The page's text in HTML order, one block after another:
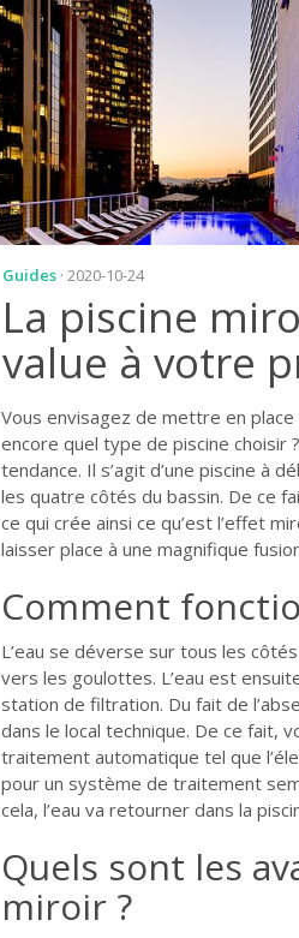
Guides · 2020-10-24
La piscine
value à votre
Vous envisagez de mettre en
encore quel type de piscine choisir
tendance. Il s’agit d’une piscine à
les quatre côtés du bassin. De ce
ce qui crée ainsi ce qu’est l’effet
laisser place à une magnifique
Comment
L’eau se déverse sur tous les
vers les goulottes. L’eau est
station de filtration. Du fait de
dans le local technique. De ce fait,
traitement automatique tel que
pour un système de traitement
cela, l’eau va retourner dans la
Quels sont les
miroir ?